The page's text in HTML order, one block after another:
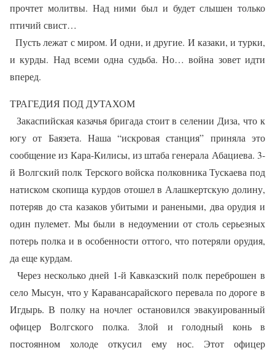
прочтет молитвы. Над ними был и будет слышен только
птичий свист…
Пусть лежат с миром. И одни, и другие. И казаки, и турки,
и курды. Над всеми одна судьба. Но… война зовет идти
вперед.
ТРАГЕДИЯ ПОД ДУТАХОМ
Закаспийская казачья бригада стоит в селении Диза, что к
югу от Баязета. Наша “искровая станция” приняла это
сообщение из Кара-Килисы, из штаба генерала Абациева. 3-
й Волгский полк Терского войска полковника Тускаева под
натиском скопища курдов отошел в Алашкертскую долину,
потеряв до ста казаков убитыми и ранеными, два орудия и
один пулемет. Мы были в недоумении от столь серьезных
потерь полка и в особенности оттого, что потеряли орудия,
да еще курдам.
Через несколько дней 1-й Кавказский полк переброшен в
село Мысун, что у Каравансарайского перевала по дороге в
Игдырь. В полку на ночлег остановился эвакуированный
офицер Волгского полка. Злой и голодный конь в
постоянном холоде откусил ему нос. Этот офицер